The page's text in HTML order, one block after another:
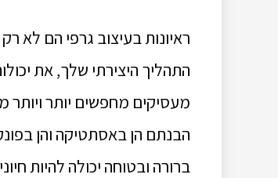
ראיונות בעיצוב גרפי הם לא
התהליך היצירתי שלך, את
מעסיקים מחפשים יותר
הבנתם הן באסתטיקה והן
ברורה ובטוחה יכולה להיות